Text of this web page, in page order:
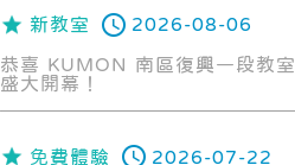
新教室 2026-08-06
恭喜 KUMON 南區復興一段教室
盛大開幕！
免費體驗 2026-07-22